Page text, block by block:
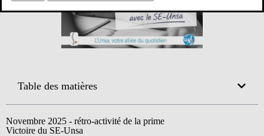
Table des matières
Novembre 2025 - rétro-activité de la prime
Victoire du SE-Unsa